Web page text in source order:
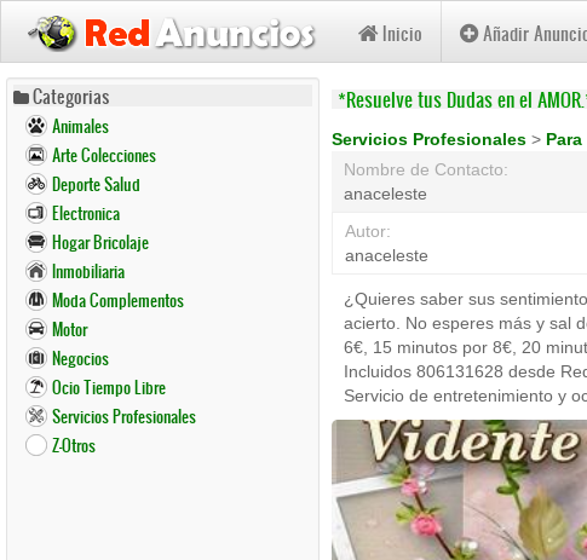
Pasar
contenido
principal
Inicio Añadir
Categorias
Animales
Arte Colecciones
Deporte Salud
Electronica
Hogar Bricolaje
Inmobiliaria
Moda Complementos
Motor
Negocios
Ocio Tiempo Libre
Servicios Profesionales
Z-Otros
*Resuelve tus Dudas en el
Servicios Profesionales >
Nombre de Contacto:
anaceleste
Autor:
anaceleste
¿Quieres saber sus
acierto. No esperes más y sal
6€, 15 minutos por 8€, 20
Incluidos 806131628 desde
Servicio de entretenimiento y